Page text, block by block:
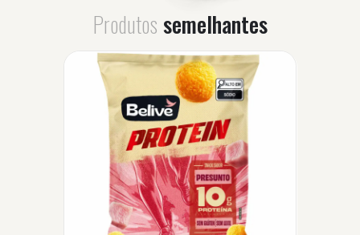
Produtos semelhantes